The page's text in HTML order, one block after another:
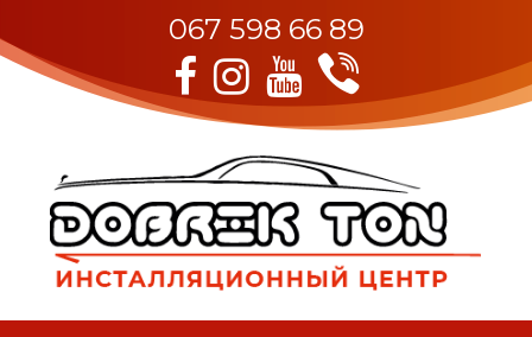
067 598 66 89
Facebook
Instagram
Youtube
Viber